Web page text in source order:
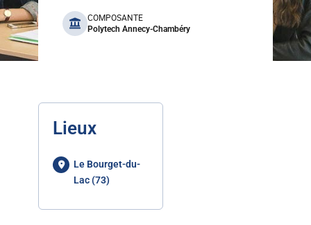
benefits
COMPOSANTE
Polytech Annecy-Chambéry
Lieux
Le Bourget-du-
Lac (73)